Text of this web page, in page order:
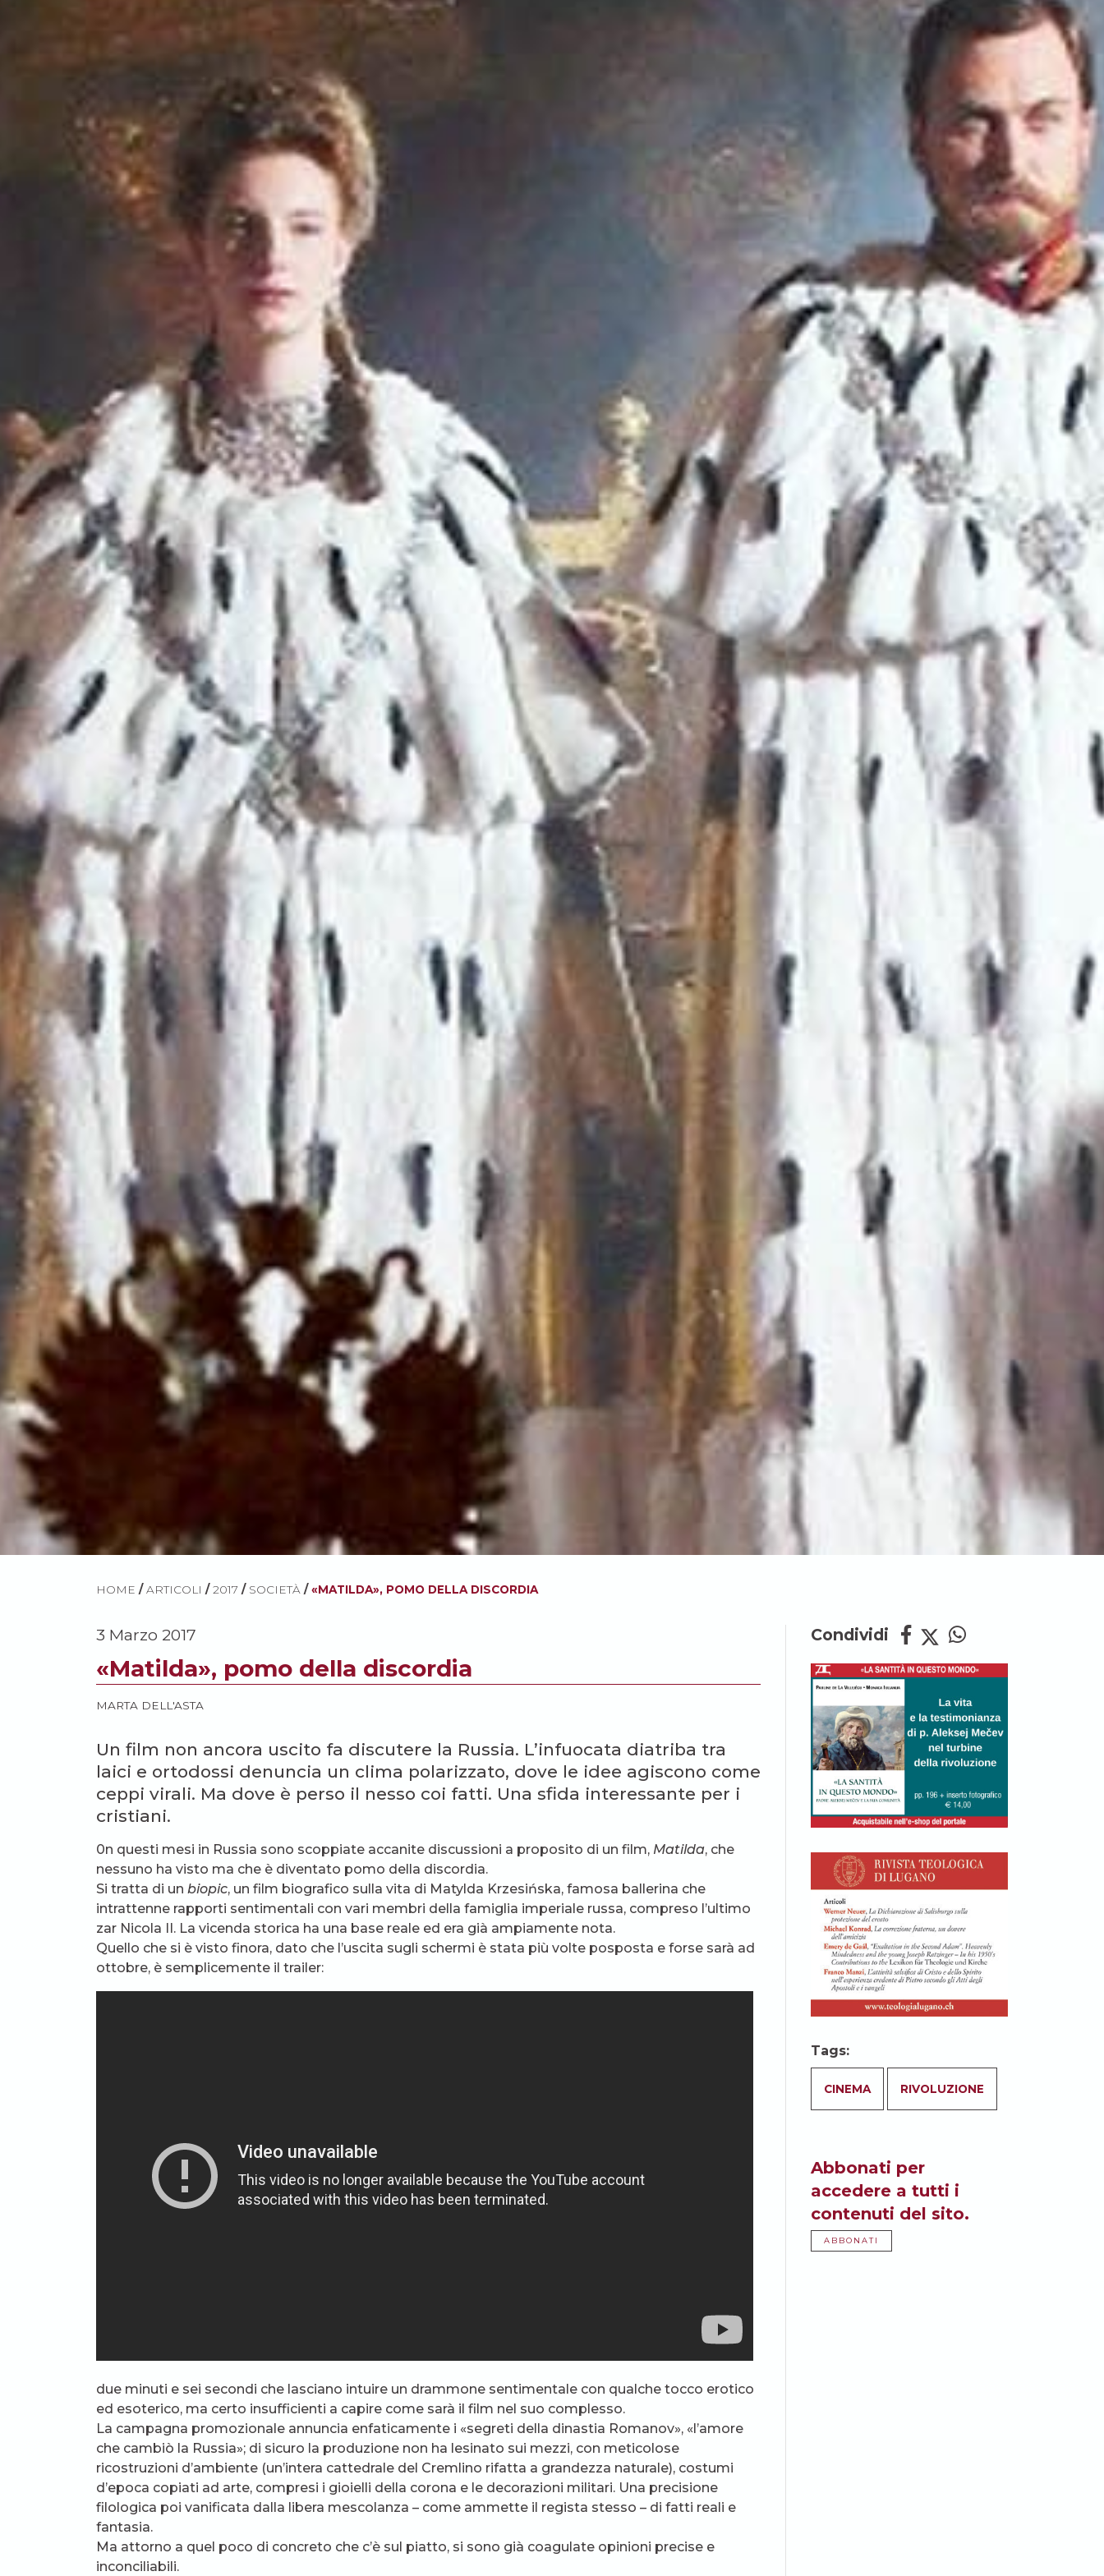
HOME / ARTICOLI / 2017 / SOCIETÀ / «MATILDA», POMO DELLA DISCORDIA
3 Marzo 2017
«Matilda», pomo della discordia
MARTA DELL'ASTA
Un film non ancora uscito fa discutere la Russia. L’infuocata diatriba tra
laici e ortodossi denuncia un clima polarizzato, dove le idee agiscono come
ceppi virali. Ma dove è perso il nesso coi fatti. Una sfida interessante per i
cristiani.
0n questi mesi in Russia sono scoppiate accanite discussioni a proposito di un film, Matilda, che
nessuno ha visto ma che è diventato pomo della discordia.
Si tratta di un biopic, un film biografico sulla vita di Matylda Krzesińska, famosa ballerina che
intrattenne rapporti sentimentali con vari membri della famiglia imperiale russa, compreso l’ultimo
zar Nicola II. La vicenda storica ha una base reale ed era già ampiamente nota.
Quello che si è visto finora, dato che l’uscita sugli schermi è stata più volte posposta e forse sarà ad
ottobre, è semplicemente il trailer:
due minuti e sei secondi che lasciano intuire un drammone sentimentale con qualche tocco erotico
ed esoterico, ma certo insufficienti a capire come sarà il film nel suo complesso.
La campagna promozionale annuncia enfaticamente i «segreti della dinastia Romanov», «l’amore
che cambiò la Russia»; di sicuro la produzione non ha lesinato sui mezzi, con meticolose
ricostruzioni d’ambiente (un’intera cattedrale del Cremlino rifatta a grandezza naturale), costumi
d’epoca copiati ad arte, compresi i gioielli della corona e le decorazioni militari. Una precisione
filologica poi vanificata dalla libera mescolanza – come ammette il regista stesso – di fatti reali e
fantasia.
Ma attorno a quel poco di concreto che c’è sul piatto, si sono già coagulate opinioni precise e
inconciliabili.
Condividi
Tags:
CINEMA RIVOLUZIONE
Abbonati per
accedere a tutti i
contenuti del sito.
ABBONATI